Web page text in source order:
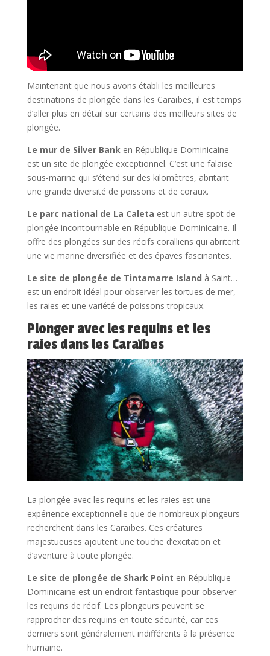
Maintenant que nous avons établi les meilleures
destinations de plongée dans les Caraïbes, il est temps
d’aller plus en détail sur certains des meilleurs sites de
plongée.
Le mur de Silver Banken République Dominicaine
est un site de plongée exceptionnel. C’est une falaise
sous-marine qui s’étend sur des kilomètres, abritant
une grande diversité de poissons et de coraux.
Le parc national de La Caleta est un autre spot de
plongée incontournable en République Dominicaine. Il
offre des plongées sur des récifs coralliens qui abritent
une vie marine diversifiée et des épaves fascinantes.
Le site de plongée de Tintamarre Island à Saint…
est un endroit idéal pour observer les tortues de mer,
les raies et une variété de poissons tropicaux.
Plonger avec les requins et les
raies dans les Caraïbes
La plongée avec les requins et les raies est une
expérience exceptionnelle que de nombreux plongeurs
recherchent dans les Caraïbes. Ces créatures
majestueuses ajoutent une touche d’excitation et
d’aventure à toute plongée.
Le site de plongée de Shark Point en République
Dominicaine est un endroit fantastique pour observer
les requins de récif. Les plongeurs peuvent se
rapprocher des requins en toute sécurité, car ces
derniers sont généralement indifférents à la présence
humaine.